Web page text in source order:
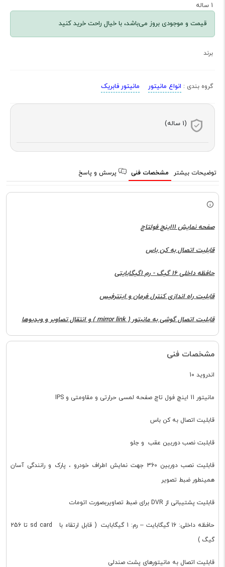
1 ساله
قیمت و موجودی بروز می‌باشد، با خیال راحت خرید کنید
برند
گروه بندی : انواع مانیتور مانیتور فابریک
(1 ساله)
توضیحات بیشتر مشخصات فنی پرسش و پاسخ
صفحه نمایش 11اینچ فولتاچ
قابلیت اتصال به کن باس
حافظه داخلی 16 گیگ - رم 1گیگابایتی
قابلیت راه اندازی کنترل فرمان و اینترفیس
قابلیت اتصال گوشی به مانبتور ( mirror link ) و انتقال تصاویر و ویدیوها
مشخصات فنی
اندروید 10
مانیتور 11 اینچ فول تاچ صفحه لمسی حرارتی و مقاومتی و IPS
قابلیت اتصال به کن باس
قابلبت نصب دوربین عقب و جلو
قابلیت نصب دوربین 360 جهت نمایش اطراف خودرو ، پارک و رانندگی آسان
همینطور ضبط تصویر
قابلیت پشتیبانی از DVR برای ضبط تصاویربصورت اتومات
حافظه داخلی: 16 گیگابایت – رم: 1 گیگابایت ( قابل ارتقاء با sd card تا 256
گیگ )
قابلیت اتصال به مانیتورهای پشت صندلی